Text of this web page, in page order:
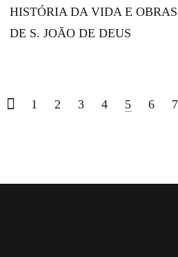
HISTÓRIA DA VIDA E OBRAS
DE S. JOÃO DE DEUS
1 2 3 4 5 6 7